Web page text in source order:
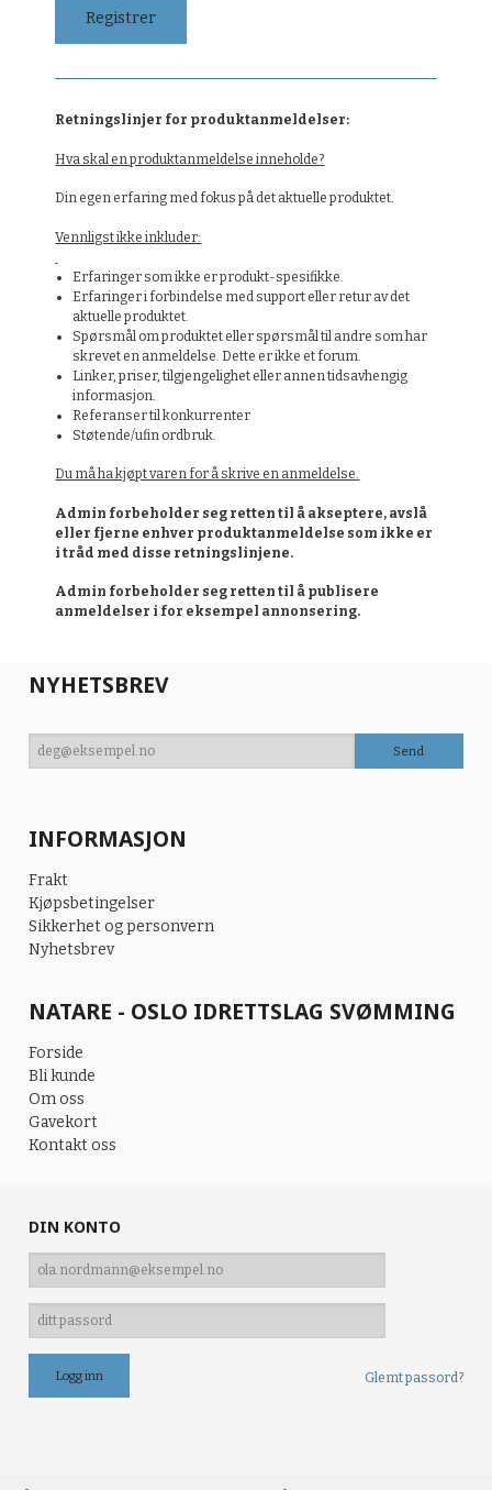
Retningslinjer for produktanmeldelser:
Hva skal en produktanmeldelse inneholde?
Din egen erfaring med fokus på det aktuelle produktet.
Vennligst ikke inkluder:
Erfaringer som ikke er produkt-spesifikke.
Erfaringer i forbindelse med support eller retur av det
aktuelle produktet.
Spørsmål om produktet eller spørsmål til andre som har
skrevet en anmeldelse. Dette er ikke et forum.
Linker, priser, tilgjengelighet eller annen tidsavhengig
informasjon.
Referanser til konkurrenter
Støtende/ufin ordbruk.
Du må ha kjøpt varen for å skrive en anmeldelse.
Admin forbeholder seg retten til å akseptere, avslå
eller fjerne enhver produktanmeldelse som ikke er
i tråd med disse retningslinjene.
Admin forbeholder seg retten til å publisere
anmeldelser i for eksempel annonsering.
NYHETSBREV
INFORMASJON
Frakt
Kjøpsbetingelser
Sikkerhet og personvern
Nyhetsbrev
NATARE - OSLO IDRETTSLAG SVØMMING
Forside
Bli kunde
Om oss
Gavekort
Kontakt oss
DIN KONTO
Glemt passord?